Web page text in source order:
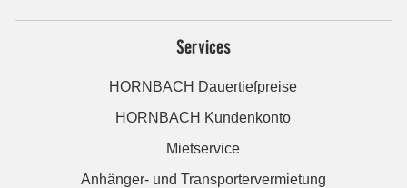
Services
HORNBACH Dauertiefpreise
HORNBACH Kundenkonto
Mietservice
Anhänger- und Transportervermietung